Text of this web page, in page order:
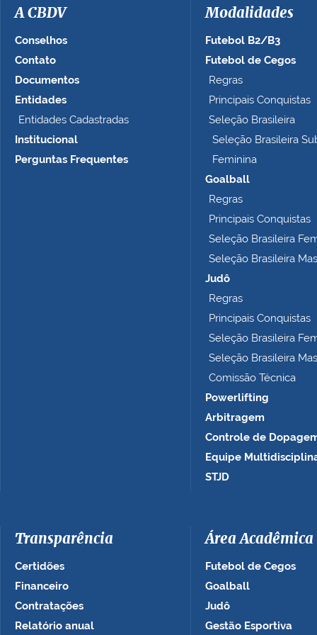
n
A CBDV
Conselhos
Contato
Documentos
Entidades
Entidades Cadastradas
Institucional
Perguntas Frequentes
Modalidades
Futebol B2/B3
Futebol de Cegos
Regras
Principais Conquistas
Seleção Brasileira
Seleção Brasileira
Feminina
Goalball
Regras
Principais Conquistas
Seleção Brasileira
Seleção Brasileira
Judô
Regras
Principais Conquistas
Seleção Brasileira
Seleção Brasileira
Comissão Técnica
Powerlifting
Arbitragem
Controle de
Equipe
STJD
Transparência
Certidões
Financeiro
Contratações
Relatório anual
Área Acadêmica
Futebol de Cegos
Goalball
Judô
Gestão Esportiva